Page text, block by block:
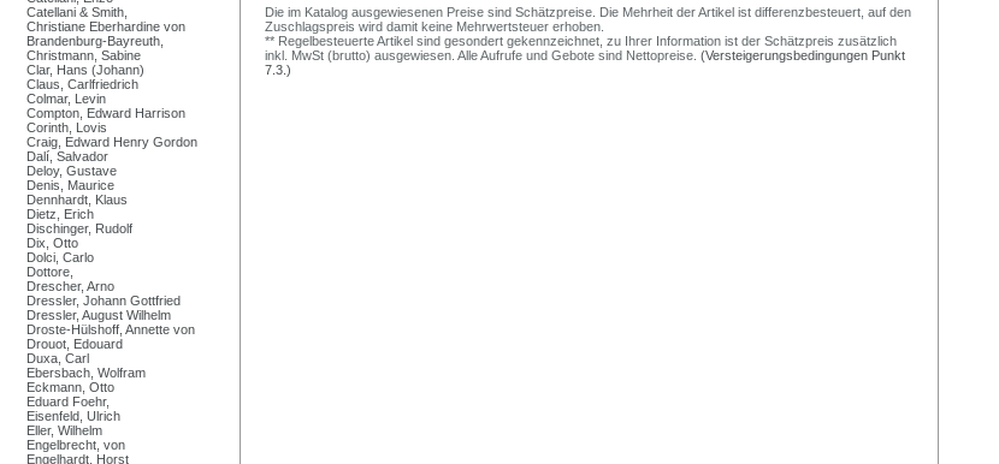
Catellani & Smith,
Christiane Eberhardine von
Brandenburg-Bayreuth,
Christmann, Sabine
Clar, Hans (Johann)
Claus, Carlfriedrich
Colmar, Levin
Compton, Edward Harrison
Corinth, Lovis
Craig, Edward Henry Gordon
Dalí, Salvador
Deloy, Gustave
Denis, Maurice
Dennhardt, Klaus
Dietz, Erich
Dischinger, Rudolf
Dix, Otto
Dolci, Carlo
Dottore,
Drescher, Arno
Dressler, Johann Gottfried
Dressler, August Wilhelm
Droste-Hülshoff, Annette von
Drouot, Edouard
Duxa, Carl
Ebersbach, Wolfram
Eckmann, Otto
Eduard Foehr,
Eisenfeld, Ulrich
Eller, Wilhelm
Engelbrecht, von
Engelhardt, Horst
Die im Katalog ausgewiesenen Preise sind Schätzpreise. Die Mehrheit der Artikel ist differenzbesteuert, auf den
Zuschlagspreis wird damit keine Mehrwertsteuer erhoben.
** Regelbesteuerte Artikel sind gesondert gekennzeichnet, zu Ihrer Information ist der Schätzpreis zusätzlich
inkl. MwSt (brutto) ausgewiesen. Alle Aufrufe und Gebote sind Nettopreise. (Versteigerungsbedingungen Punkt
7.3.)